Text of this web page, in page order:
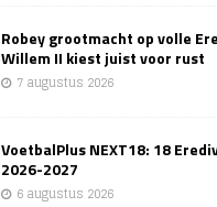
Robey grootmacht op volle
Willem II kiest juist voor rust
7 augustus 2026
VoetbalPlus NEXT18: 18
2026-2027
6 augustus 2026